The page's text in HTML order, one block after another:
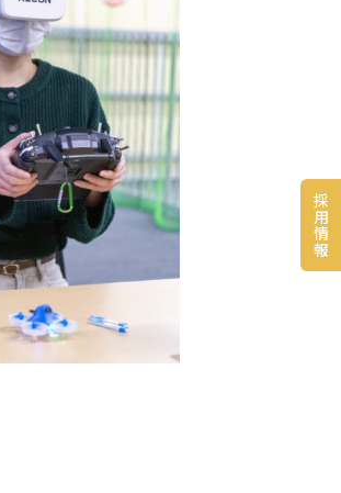
採
用
情
報